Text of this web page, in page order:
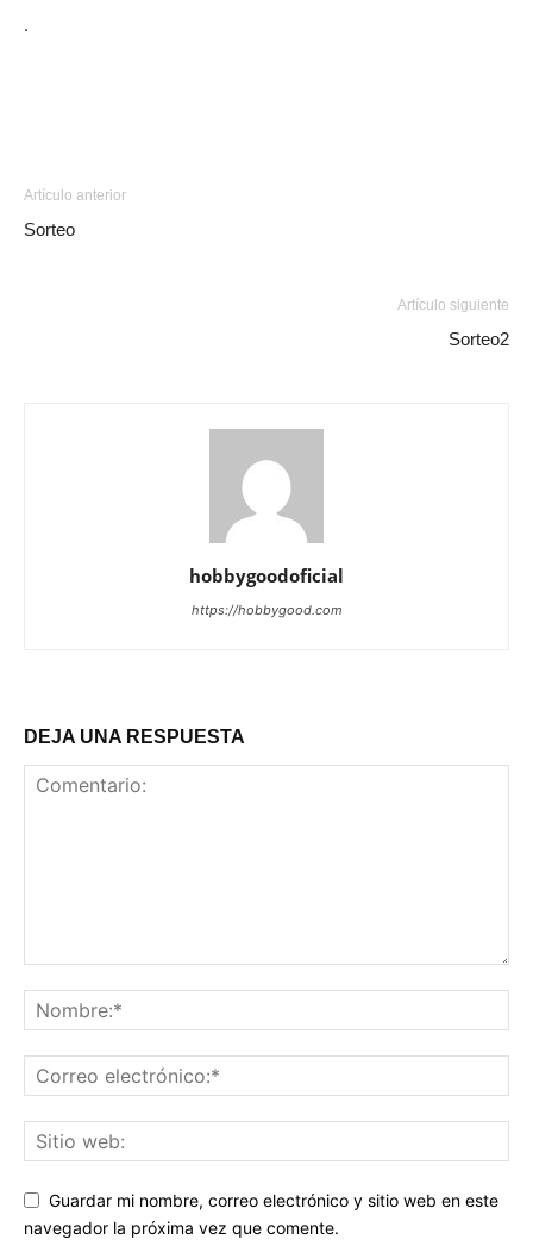
.
Artículo anterior
Sorteo
Artículo siguiente
Sorteo2
hobbygoodoficial
https://hobbygood.com
DEJA UNA RESPUESTA
Guardar mi nombre, correo electrónico y sitio web en este
navegador la próxima vez que comente.